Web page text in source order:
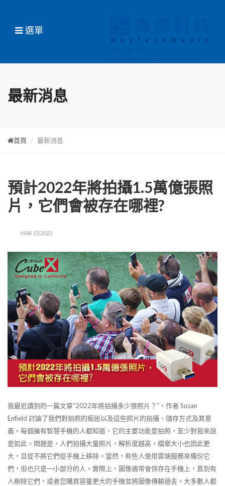
選單
最新消息
首頁 最新消息
預計2022年將拍攝1.5萬億張照
片，它們會被存在哪裡?
MAR 23,2022
我最近讀到的一篇文章“2022年將拍攝多少張照片？”，作者 Susan
Enfield 討論了我們對拍照的痴迷以及這些照片的拍攝、儲存方式及其意
義。每個擁有智慧手機的人都知道，它的主要功能是拍照，至少對我來說
是如此。問題是，人們拍攝大量照片，解析度越高，檔案大小也因此更
大，且從不將它們從手機上移除。當然，有些人使用雲端服務來備份它
們，但也只是一小部分的人。實際上，圖像通常會保存在手機上，直到有
人刪除它們，或者您購買容量更大的手機並將圖像傳輸過去。大多數人都